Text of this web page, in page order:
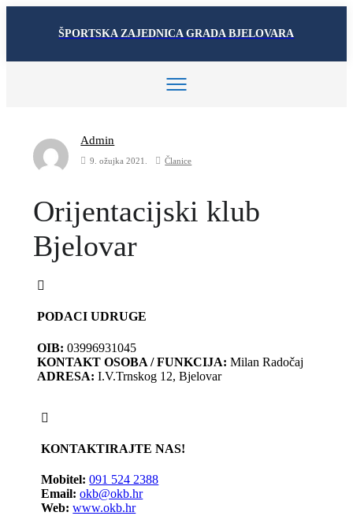
ŠPORTSKA ZAJEDNICA GRADA BJELOVARA
Admin
9. ožujka 2021. Članice
Orijentacijski klub
Bjelovar
PODACI UDRUGE
OIB: 03996931045
KONTAKT OSOBA / FUNKCIJA: Milan Radočaj
ADRESA: I.V.Trnskog 12, Bjelovar
KONTAKTIRAJTE NAS!
Mobitel: 091 524 2388
Email: okb@okb.hr
Web:www.okb.hr